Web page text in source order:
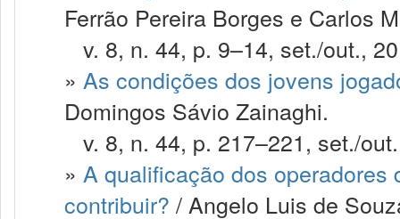
Ferrão Pereira Borges e Carlos
v. 8, n. 44, p. 9–14, set./out.,
» As condições dos jovens
Domingos Sávio Zainaghi.
v. 8, n. 44, p. 217–221, set./
» A qualificação dos
contribuir? / Angelo Luis de